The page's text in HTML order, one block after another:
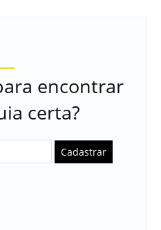
encontrar
certa?
Cadastrar